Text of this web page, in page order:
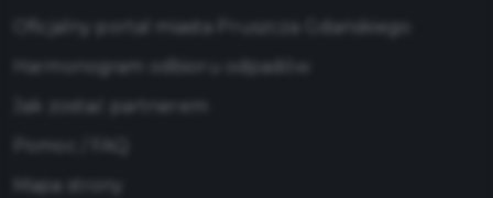
Oficjalny portal miasta Pruszcza Gdańskiego
Harmonogram odbioru odpadów
Jak zostać partnerem
Mapa strony